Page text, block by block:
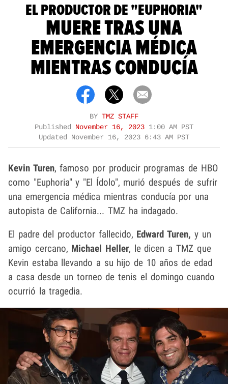
EL PRODUCTOR DE "EUPHORIA"
MUERE TRAS UNA
EMERGENCIA MÉDICA
MIENTRAS CONDUCÍA
BY TMZ STAFF
Published November 16, 2023 1:00 AM PST
Updated November 16, 2023 6:43 AM PST
Kevin Turen, famoso por producir programas de HBO
como "Euphoria" y "El Ídolo", murió después de sufrir
una emergencia médica mientras conducía por una
autopista de California... TMZ ha indagado.
El padre del productor fallecido, Edward Turen, y un
amigo cercano, Michael Heller, le dicen a TMZ que
Kevin estaba llevando a su hijo de 10 años de edad
a casa desde un torneo de tenis el domingo cuando
ocurrió la tragedia.